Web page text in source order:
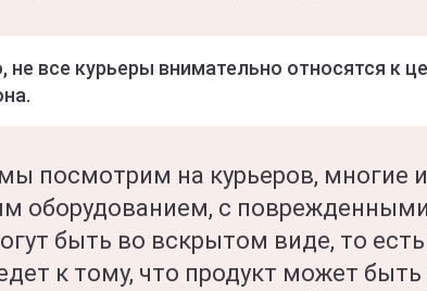
не все курьеры внимательно относятся к
посмотрим на курьеров, многие
оборудованием, с
быть во вскрытом виде, то
к тому, что продукт может